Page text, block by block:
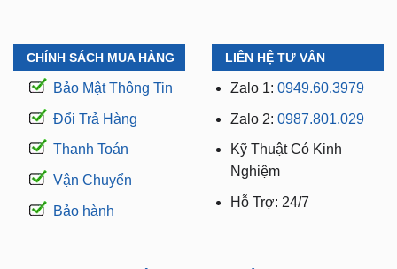
CHÍNH SÁCH MUA HÀNG
Bảo Mật Thông Tin
Đổi Trả Hàng
Thanh Toán
Vận Chuyển
Bảo hành
LIÊN HỆ TƯ VẤN
Zalo 1: 0949.60.3979
Zalo 2: 0987.801.029
Kỹ Thuật Có Kinh
Nghiệm
Hỗ Trợ: 24/7